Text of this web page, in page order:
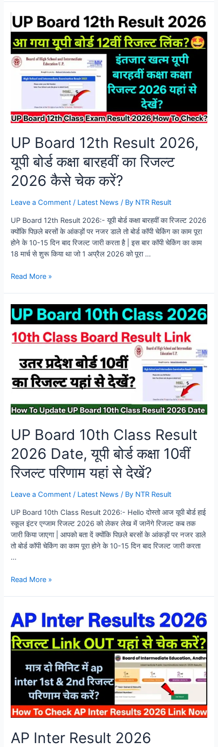
UP Board 12th Result 2026,
यूपी बोर्ड कक्षा बारहवीं का रिजल्ट
2026 कैसे चेक करें?
Leave a Comment / Latest News / By NTR Result
UP Board 12th Result 2026:- यूपी बोर्ड कक्षा बारहवीं का रिजल्ट 2026
क्योंकि पिछले बरसों के आंकड़ों पर नजर डाले तो बोर्ड कॉपी चेकिंग का काम पूरा
होने के 10-15 दिन बाद रिजल्ट जारी करता है | इस बार कॉपी चेकिंग का काम
18 मार्च से शुरू किया था जो 1 अप्रैल 2026 को पूरा …
Read More »
UP Board 10th Class Result
2026 Date, यूपी बोर्ड कक्षा 10वीं
रिजल्ट परिणाम यहां से देखें?
Leave a Comment / Latest News / By NTR Result
UP Board 10th Class Result 2026:- Hello दोस्तो आज यूपी बोर्ड हाई
स्कूल इंटर एग्जाम रिजल्ट 2026 को लेकर लेख में जानेंगे रिजल्ट कब तक
जारी किया जाएगा | आपको बता दें क्योंकि पिछले बरसों के आंकड़ों पर नजर डाले
तो बोर्ड कॉपी चेकिंग का काम पूरा होने के 10-15 दिन बाद रिजल्ट जारी करता
…
Read More »
AP Inter Result 2026